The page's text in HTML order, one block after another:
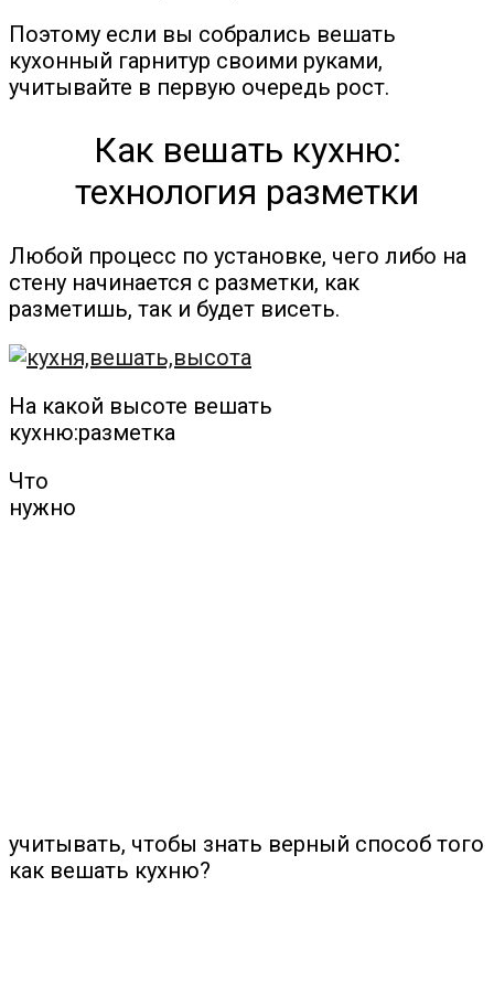
Поэтому если вы собрались вешать
кухонный гарнитур своими руками,
учитывайте в первую очередь рост.
Как вешать кухню:
технология разметки
Любой процесс по установке, чего либо на
стену начинается с разметки, как
разметишь, так и будет висеть.
На какой высоте вешать
кухню:разметка
Что
нужно
учитывать, чтобы знать верный способ того
как вешать кухню?